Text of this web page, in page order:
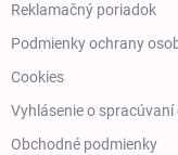
Reklamačný poriadok
Podmienky ochrany
Cookies
Vyhlásenie o
Obchodné podmienky